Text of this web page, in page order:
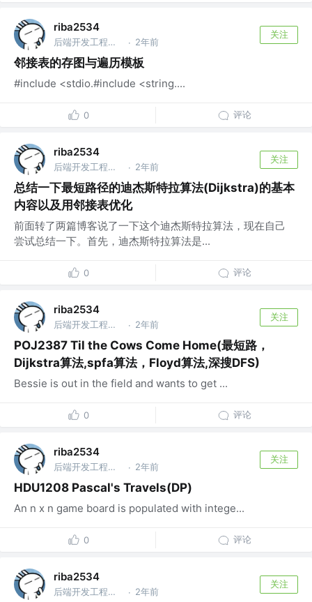
riba2534
后端开发工程师 @字节跳动 · 2年前
关注
邻接表的存图与遍历模板
#include <stdio.#include <string....
0 评论
riba2534
后端开发工程师 @字节跳动 · 2年前
关注
总结一下最短路径的迪杰斯特拉算法(Dijkstra)的基本
内容以及用邻接表优化
前面转了两篇博客说了一下这个迪杰斯特拉算法，现在自己
尝试总结一下。首先，迪杰斯特拉算法是...
0 评论
riba2534
后端开发工程师 @字节跳动 · 2年前
关注
POJ2387 Til the Cows Come Home(最短路，
Dijkstra算法,spfa算法，Floyd算法,深搜DFS)
Bessie is out in the field and wants to get ...
0 评论
riba2534
后端开发工程师 @字节跳动 · 2年前
关注
HDU1208 Pascal's Travels(DP)
An n x n game board is populated with intege...
0 评论
riba2534
后端开发工程师 @字节跳动 · 2年前
关注